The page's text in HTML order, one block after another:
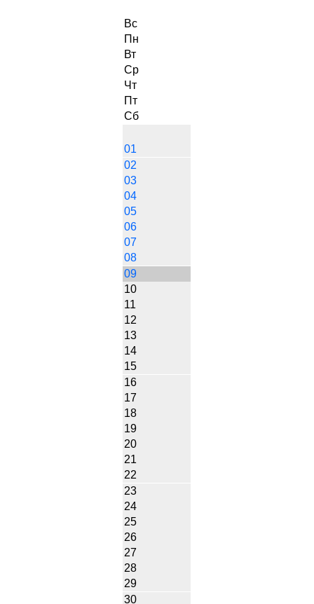
Вс
Пн
Вт
Ср
Чт
Пт
Сб
01
02
03
04
05
06
07
08
09
10
11
12
13
14
15
16
17
18
19
20
21
22
23
24
25
26
27
28
29
30